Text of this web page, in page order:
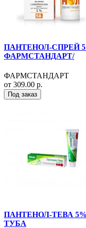
ПАНТЕНОЛ-СПРЕЙ
ФАРМСТАНДАРТ/
ФАРМСТАНДАРТ
от 309.00 р.
Под заказ
ПАНТЕНОЛ-ТЕВА
ТУБА